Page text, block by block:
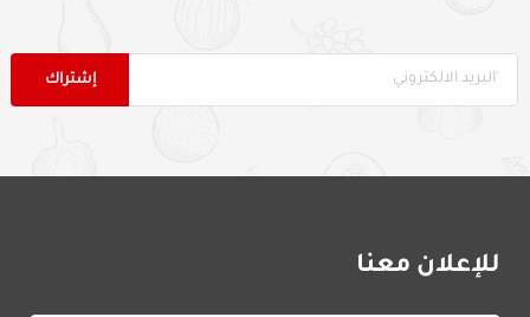
للإعلان معنا